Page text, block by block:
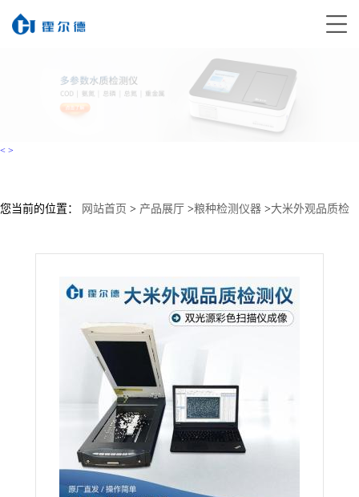
< >
您当前的位置： 网站首页 > 产品展厅 >粮种检测仪器 >大米外观品质检